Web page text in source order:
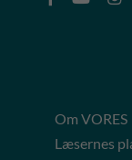
Om VORES
Læsernes